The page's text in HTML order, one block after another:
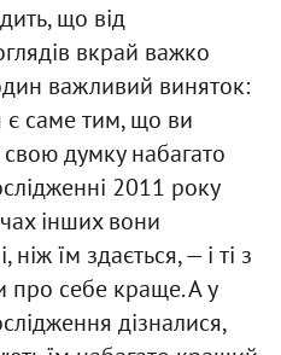
що від
вкрай важко
важливий виняток:
саме тим, що ви
свою думку набагато
2011 року
інших вони
їм здається, — і ті з
про себе краще. А у
дізналися,